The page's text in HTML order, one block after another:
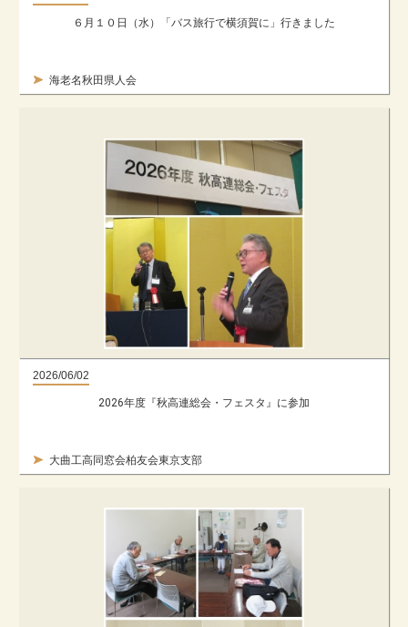
海老名秋田県人会
６月１０日（水）「バス旅行で横須賀に」行きました
2026/06/02
大曲工高同窓会柏友会東京支部
2026年度『秋高連総会・フェスタ』に参加